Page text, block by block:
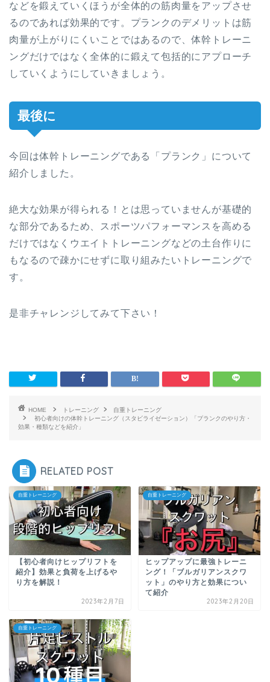
などを鍛えていくほうが全体的の筋肉量をアップさせ
るのであれば効果的です。プランクのデメリットは筋
肉量が上がりにくいことではあるので、体幹トレーニ
ングだけではなく全体的に鍛えて包括的にアプローチ
していくようにしていきましょう。
最後に
今回は体幹トレーニングである「プランク」について
紹介しました。
絶大な効果が得られる！とは思っていませんが基礎的
な部分であるため、スポーツパフォーマンスを高める
だけではなくウエイトトレーニングなどの土台作りに
もなるので疎かにせずに取り組みたいトレーニングで
す。
是非チャレンジしてみて下さい！
HOME トレーニング
自重トレーニング
初心者向けの体幹トレーニング（スタビライゼーション）「プランクのやり方・
効果・種類などを紹介」
RELATED POST
自重トレーニング
【初心者向けヒップリフトを
紹介】効果と負荷を上げるや
り方を解説！
2023年2月7日
自重トレーニング
ヒップアップに最強トレーニ
ング！「ブルガリアンスクワ
ット」のやり方と効果につい
て紹介
2023年2月20日
自重トレーニング